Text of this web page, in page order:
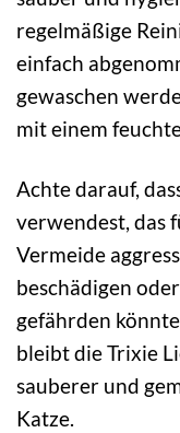
regelmäßige
einfach
gewaschen
mit einem
Achte darauf,
verwendest, das
Vermeide
beschädigen
gefährden
bleibt die Trixie
sauberer und
Katze.